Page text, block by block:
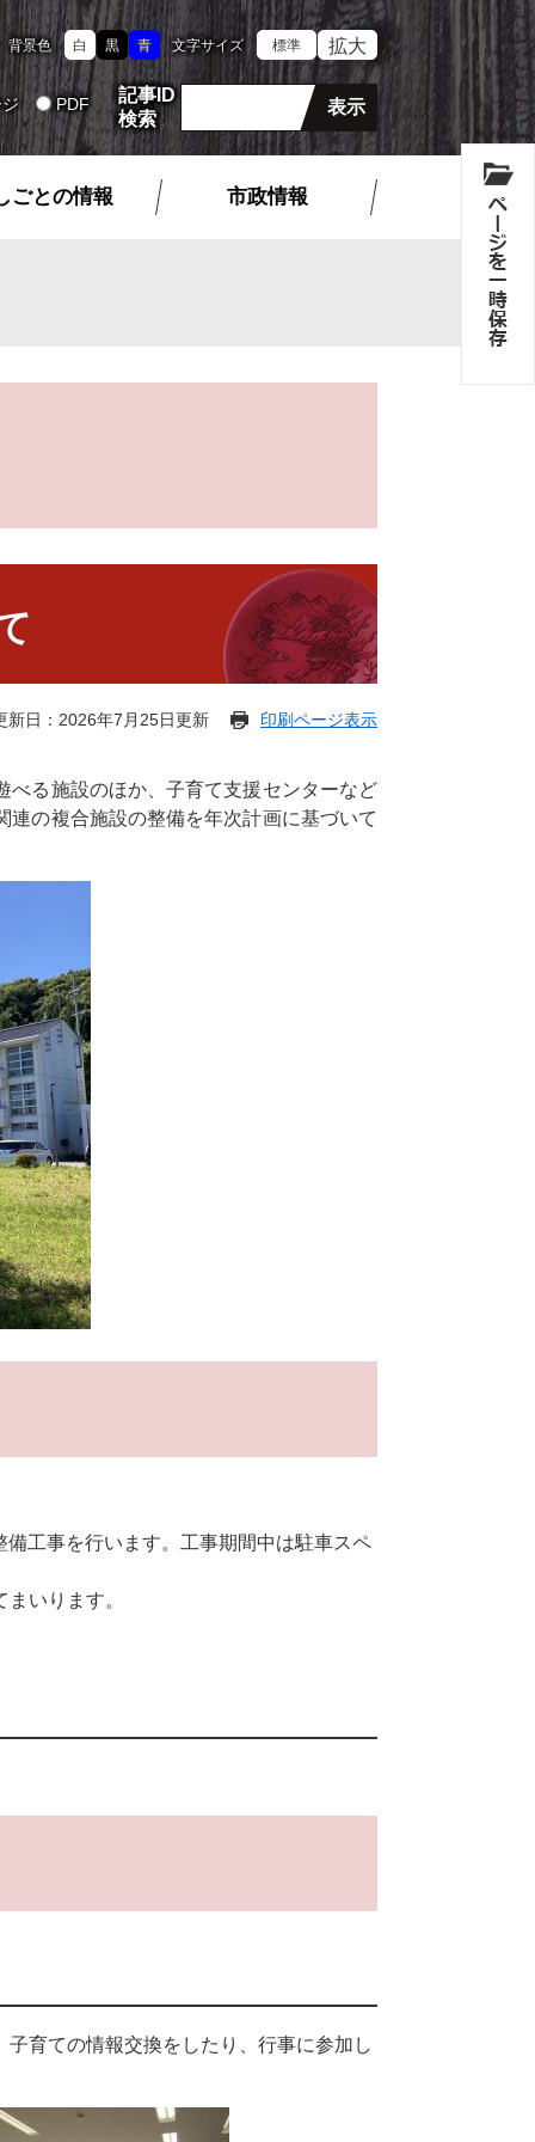
背景色 白 黒 青 文字サイズ 標準 拡大
PDF
記事ID
検索
ごとの情報 市政情報
新日：2026年7月25日更新 印刷ページ表示
べる施設のほか、子育て支援センターなど
の複合施設の整備を年次計画に基づいて
工事を行います。工事期間中は駐車スペ
いります。
育ての情報交換をしたり、行事に参加し